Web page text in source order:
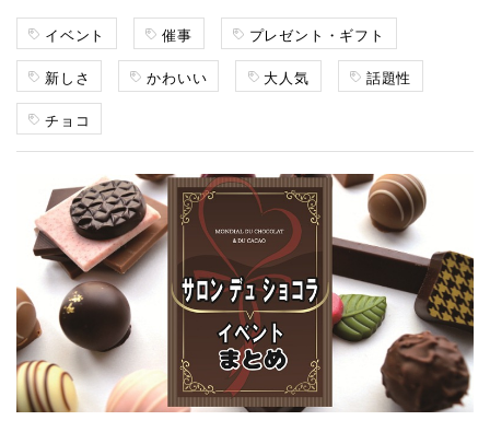
イベント 催事 プレゼント・ギフト
新しさ かわいい 大人気 話題性
チョコ